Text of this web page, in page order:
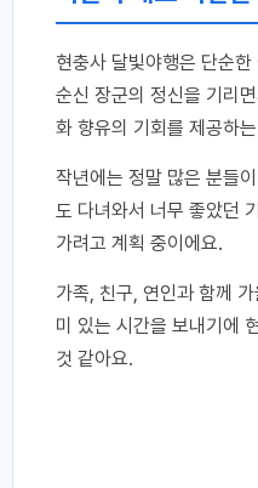
현충사 달빛야행은 단순한
순신 장군의 정신을 기리
화 향유의 기회를 제공하
작년에는 정말 많은 분들
도 다녀와서 너무 좋았던
가려고 계획 중이에요.
가족, 친구, 연인과 함께
미 있는 시간을 보내기에
것 같아요.